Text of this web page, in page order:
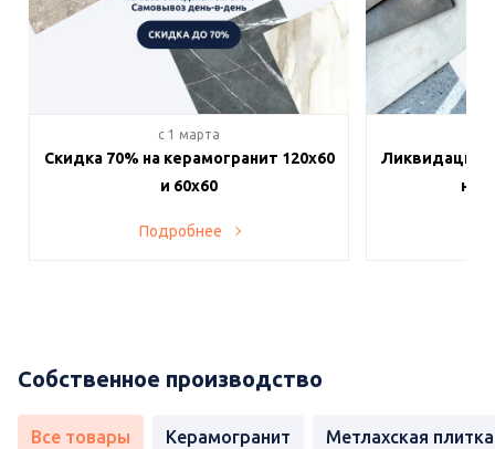
c 1 марта
Скидка 70% на керамогранит 120х60
и 60х60
Подробнее
Ликвидация
на
Собственное производство
Все товары Керамогранит Метлахская плитка